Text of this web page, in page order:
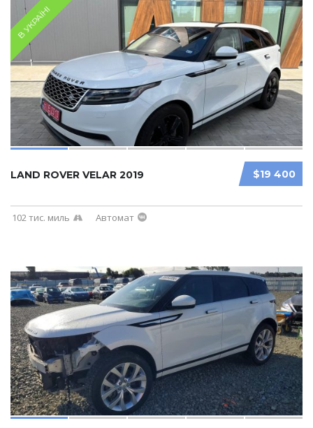
В УКРАЇНІ
$19 400
LAND ROVER VELAR 2019
102 тис. миль Автомат